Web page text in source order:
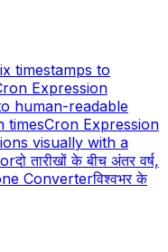
timestamps to
Expression
human-readable
timesCron Expression
visually with a
दो तारीखों के बीच अंतर वर्ष,
Converterविश्वभर के